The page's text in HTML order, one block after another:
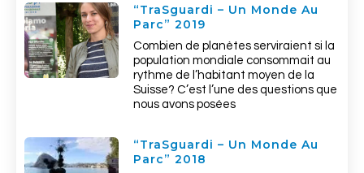
“TraSguardi – Un Monde Au
Parc” 2019
Combien de planètes serviraient si la
population mondiale consommait au
rythme de l’habitant moyen de la
Suisse? C’est l’une des questions que
nous avons posées
“TraSguardi – Un Monde Au
Parc” 2018